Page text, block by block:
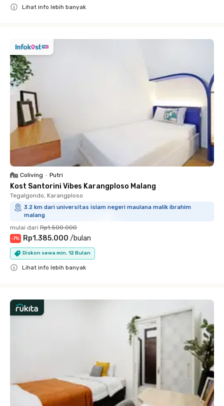
Lihat info lebih banyak
Coliving • Putri
Kost Santorini Vibes Karangploso Malang
Tegalgondo, Karangploso
3.2 km dari universitas islam negeri maulana malik ibrahim
malang
mulai dari Rp1.500.000
-7% Rp1.385.000 /bulan
Diskon sewa min. 12 Bulan
Lihat info lebih banyak